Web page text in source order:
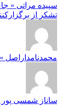
سپیده مراتی »
تشکر از
محمدنامداراصل
ساناز شمسی پور